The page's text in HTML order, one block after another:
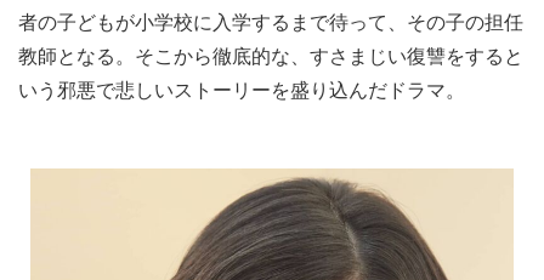
者の子どもが小学校に入学するまで待って、その子の担任
教師となる。そこから徹底的な、すさまじい復讐をすると
いう邪悪で悲しいストーリーを盛り込んだドラマ。